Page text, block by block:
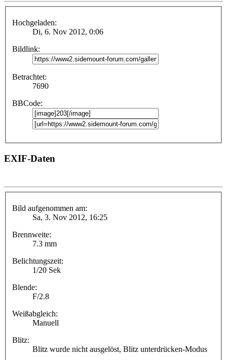
Hochgeladen:
Di, 6. Nov 2012, 0:06
Bildlink:
Betrachtet:
7690
BBCode:
EXIF-Daten
Bild aufgenommen am:
Sa, 3. Nov 2012, 16:25
Brennweite:
7.3 mm
Belichtungszeit:
1/20 Sek
Blende:
F/2.8
Weißabgleich:
Manuell
Blitz:
Blitz wurde nicht ausgelöst, Blitz unterdrücken-Modus